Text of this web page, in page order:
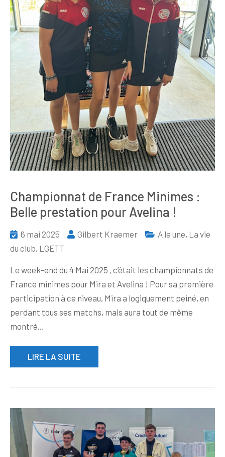
Championnat de France Minimes :
Belle prestation pour Avelina !
6 mai 2025 Gilbert Kraemer A la une, La vie
du club, LGETT
Le week-end du 4 Mai 2025 , c’était les championnats de
France minimes pour Mira et Avelina ! Pour sa première
participation à ce niveau, Mira a logiquement peiné, en
perdant tous ses matchs, mais aura tout de même
montré…
LIRE LA SUITE